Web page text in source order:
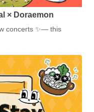
× Doraemon
concerts ✨— this